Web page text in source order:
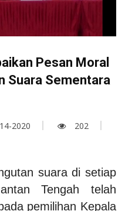
Pesan Moral
Suara Sementara
2020
202
suara di setiap
Tengah telah
pemilihan Kepala